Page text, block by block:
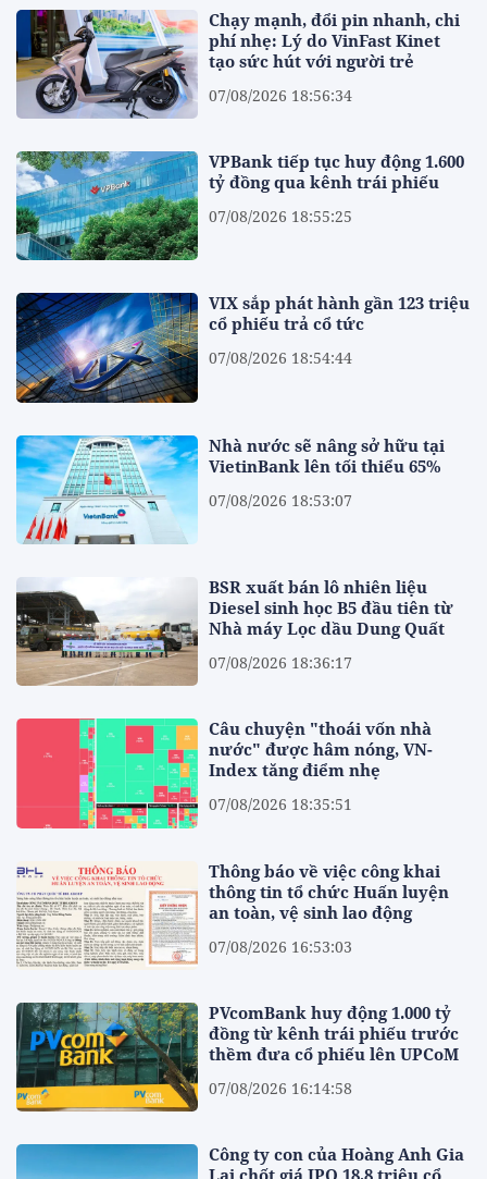
Chạy mạnh, đổi pin nhanh, chi
phí nhẹ: Lý do VinFast Kinet
tạo sức hút với người trẻ
07/08/2026 18:56:34
VPBank tiếp tục huy động 1.600
tỷ đồng qua kênh trái phiếu
07/08/2026 18:55:25
VIX sắp phát hành gần 123 triệu
cổ phiếu trả cổ tức
07/08/2026 18:54:44
Nhà nước sẽ nâng sở hữu tại
VietinBank lên tối thiểu 65%
07/08/2026 18:53:07
BSR xuất bán lô nhiên liệu
Diesel sinh học B5 đầu tiên từ
Nhà máy Lọc dầu Dung Quất
07/08/2026 18:36:17
Câu chuyện "thoái vốn nhà
nước" được hâm nóng, VN-
Index tăng điểm nhẹ
07/08/2026 18:35:51
Thông báo về việc công khai
thông tin tổ chức Huấn luyện
an toàn, vệ sinh lao động
07/08/2026 16:53:03
PVcomBank huy động 1.000 tỷ
đồng từ kênh trái phiếu trước
thềm đưa cổ phiếu lên UPCoM
07/08/2026 16:14:58
Công ty con của Hoàng Anh Gia